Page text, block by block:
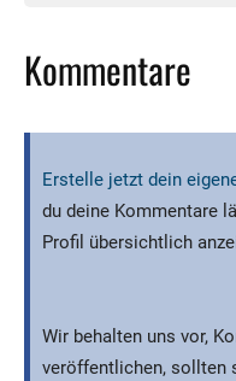
Kommentare
Erstelle jetzt dein
du deine Kommentare
Profil übersichtlich
Wir behalten uns vor,
veröffentlichen, sollten